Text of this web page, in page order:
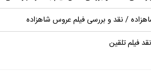
/ نقد و بررسی فیلم عروس شاهزاده
فیلم تلقین